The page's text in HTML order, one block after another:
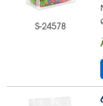
S-24578